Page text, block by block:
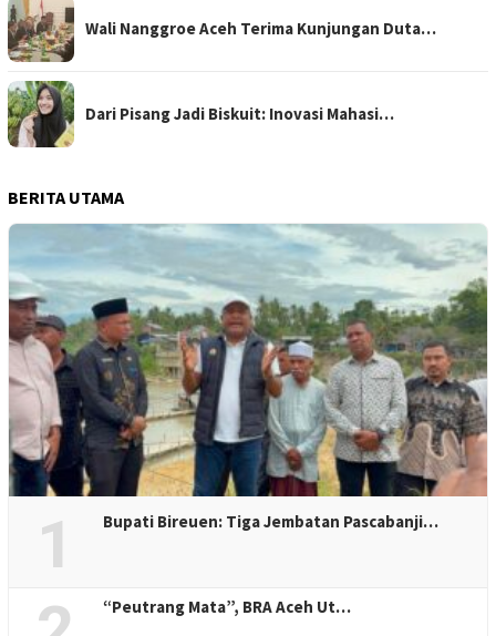
Wali Nanggroe Aceh Terima Kunjungan Duta…
Dari Pisang Jadi Biskuit: Inovasi Mahasi…
BERITA UTAMA
1 Bupati Bireuen: Tiga Jembatan Pascabanji…
“Peutrang Mata”, BRA Aceh Ut…